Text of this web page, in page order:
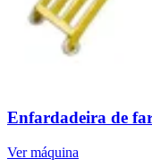
Enfardadeira de
Ver máquina